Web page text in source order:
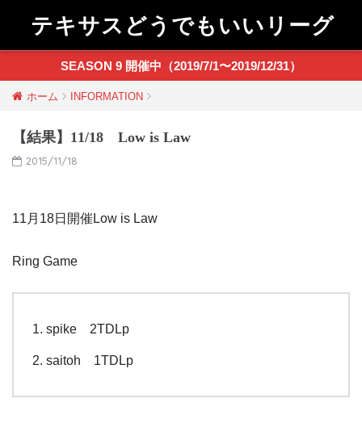
テキサスどうでもいいリーグ
SEASON 9 開催中（2019/7/1〜2019/12/31）
ホーム INFORMATION
【結果】11/18 Low is Law
2015/11/18
11月18日開催Low is Law
Ring Game
spike 2TDLp
saitoh 1TDLp